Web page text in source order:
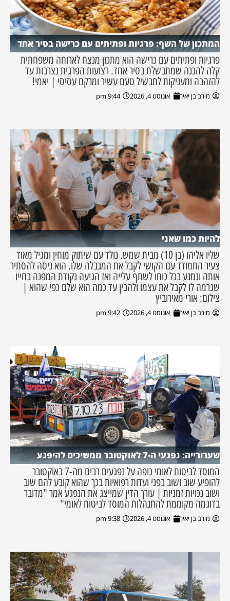
המתכון של השף: פרגיות ופתיתים עם כרישה בסיר אחד
פרגיות ופתיתים עם כרישה הוא מתכון מנצח לארוחה משפחתית
קלה להכנה שמתבשלת בסיר אחד. רצועות הפרגית נצרבות עד
להזהבה ומעניקות לתבשיל טעם עשיר ומרקם עסיסי | יאמי!
מירב בן יאיר אוגוסט 4, 2026 9:44 pm
להיות כמו שאני
שליו אליהו (בן 10) מבית שמש, נולד עם שיתוק מוחין ומגיל מאוד
צעיר התמודד עם הקושי לקבל את המגבלה שלו. הוא ניסה להסתיר
אותה ונמנע בכל כוחו לשתף עלייה ואז הגיעה נקודת המפנה בחייו
שגרמה לו לקבל את עצמו ולהבין עד כמה הוא שלם כפי שהוא |
צילום: אורי מאירוביץ
מירב בן יאיר אוגוסט 4, 2026 9:42 pm
שערורייה: נפגעי ה-7 לאוקטובר ממשיכים להיפגע
המוסד לביטוח לאומי כופה על נפגעים רבים מה-7 באוקטובר
להופיע שוב ושוב בפני ועדות רפואיות בכך שהוא קובע להם שוב
ושוב נכויות זמניות | עורך הדין שמייצג את הנפגע אמר "מדובר
בדוגמה מקוממת להתנהלות המוסד לביטוח לאומי"
מירב בן יאיר אוגוסט 4, 2026 9:38 pm